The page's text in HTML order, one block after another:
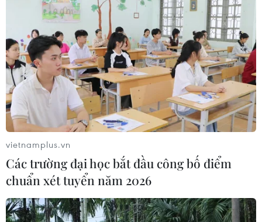
vietnamplus.vn
Các trường đại học bắt đầu công bố điểm
chuẩn xét tuyển năm 2026